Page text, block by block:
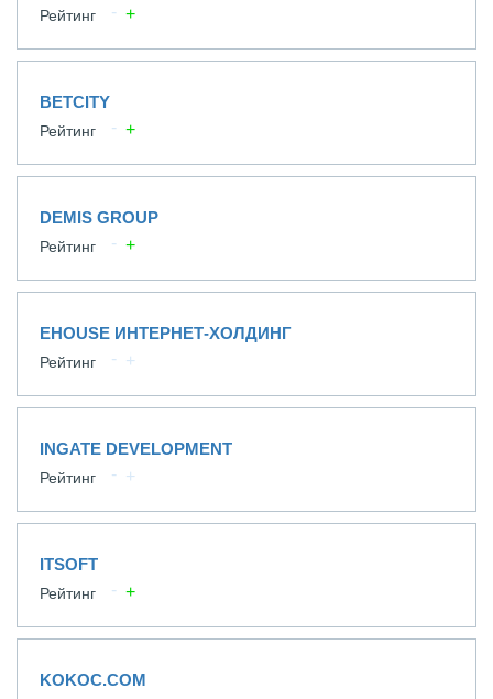
Рейтинг
BETCITY
Рейтинг
DEMIS GROUP
Рейтинг
EHOUSE ИНТЕРНЕТ-ХОЛДИНГ
Рейтинг
INGATE DEVELOPMENT
Рейтинг
ITSOFT
Рейтинг
KOKOC.COM